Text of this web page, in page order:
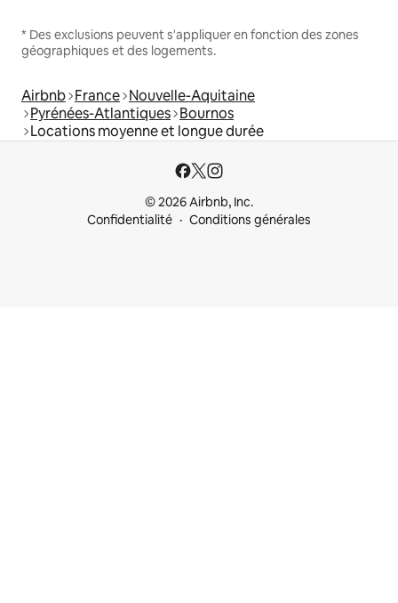
* Des exclusions peuvent s'appliquer en fonction des zones
géographiques et des logements.
Airbnb France Nouvelle-Aquitaine
Pyrénées-Atlantiques Bournos
Locations moyenne et longue durée
© 2026 Airbnb, Inc.
Confidentialité
Conditions générales